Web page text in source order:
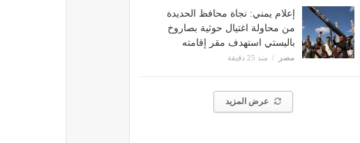
إعلام يمني: نجاة محافظ الحديدة
من محاولة اغتيال حوثية بصاروخ
باليستي استهدف مقر إقامته
مصر منذ 25 دقيقة
عرض المزيد